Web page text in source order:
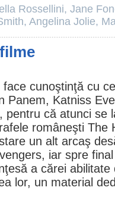
Rossellini, Jane
, Angelina Jolie,
face cunoştinţă cu
Panem, Katniss
pentru că atunci se
româneşti The
un alt arcaş
, iar spre
a cărei
lor, un material